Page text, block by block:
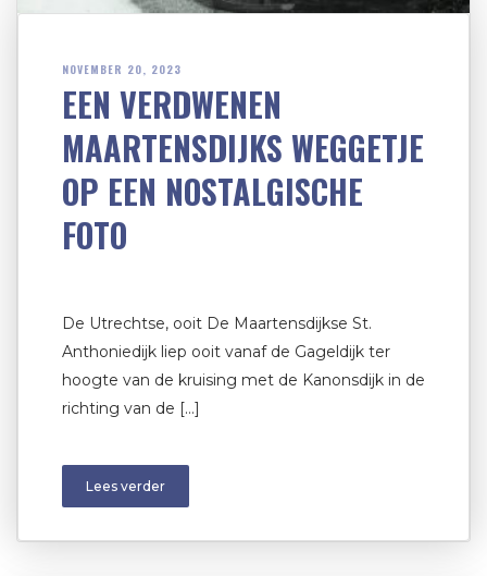
NOVEMBER 20, 2023
EEN VERDWENEN
MAARTENSDIJKS WEGGETJE
OP EEN NOSTALGISCHE
FOTO
De Utrechtse, ooit De Maartensdijkse St.
Anthoniedijk liep ooit vanaf de Gageldijk ter
hoogte van de kruising met de Kanonsdijk in de
richting van de […]
Lees verder